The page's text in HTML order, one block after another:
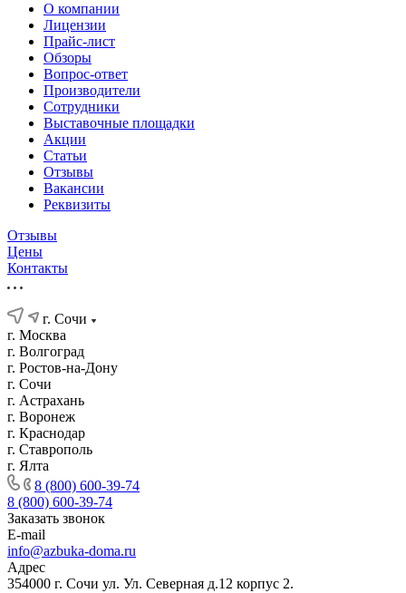
О компании
Лицензии
Прайс-лист
Обзоры
Вопрос-ответ
Производители
Сотрудники
Выставочные площадки
Акции
Статьи
Отзывы
Вакансии
Реквизиты
Отзывы
Цены
Контакты
г. Сочи
г. Москва
г. Волгоград
г. Ростов-на-Дону
г. Сочи
г. Астрахань
г. Воронеж
г. Краснодар
г. Ставрополь
г. Ялта
8 (800) 600-39-74
8 (800) 600-39-74
Заказать звонок
E-mail
info@azbuka-doma.ru
Адрес
354000 г. Сочи ул. Ул. Северная д.12 корпус 2.